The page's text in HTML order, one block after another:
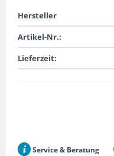
Hersteller
Artikel-Nr.:
Lieferzeit:
Service & Beratung